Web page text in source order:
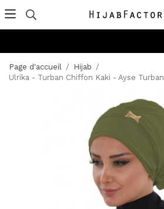
Page d'accueil / Hijab /
Ulrika - Turban Chiffon Kaki - Ayse Turban